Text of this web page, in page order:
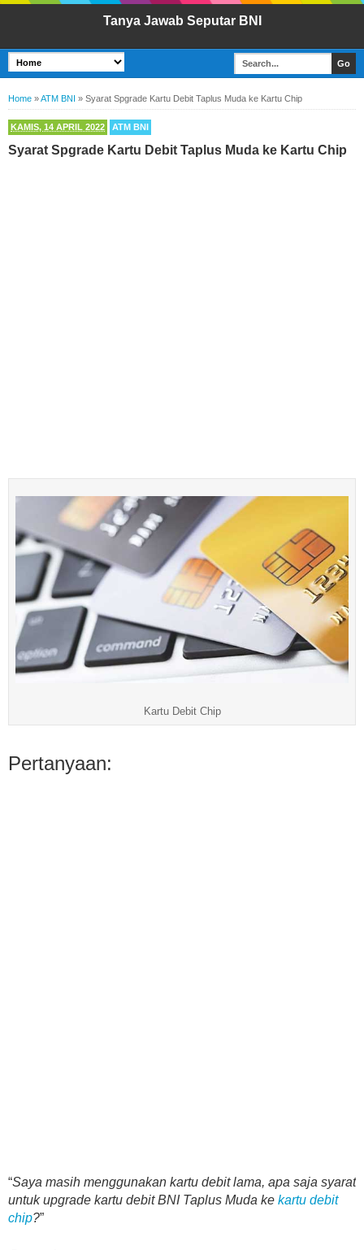
Tanya Jawab Seputar BNI
Home »ATM BNI » Syarat Spgrade Kartu Debit Taplus Muda ke Kartu Chip
KAMIS, 14 APRIL 2022 ATM BNI
Syarat Spgrade Kartu Debit Taplus Muda ke Kartu Chip
Kartu Debit Chip
Pertanyaan:
“Saya masih menggunakan kartu debit lama, apa saja syarat
untuk upgrade kartu debit BNI Taplus Muda ke kartu debit
chip?”